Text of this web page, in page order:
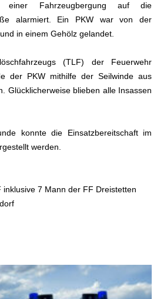
einer Fahrzeugbergung auf die
alarmiert. Ein PKW war von der
in einem Gehölz gelandet.
(TLF) der Feuerwehr
der PKW mithilfe der Seilwinde aus
Glücklicherweise blieben alle Insassen
konnte die Einsatzbereitschaft im
werden.
7 Mann der FF Dreistetten